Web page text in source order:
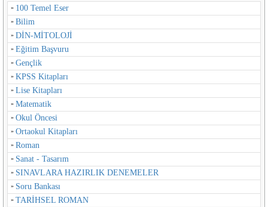
100 Temel Eser
Bilim
DİN-MİTOLOJİ
Eğitim Başvuru
Gençlik
KPSS Kitapları
Lise Kitapları
Matematik
Okul Öncesi
Ortaokul Kitapları
Roman
Sanat - Tasarım
SINAVLARA HAZIRLIK DENEMELER
Soru Bankası
TARİHSEL ROMAN